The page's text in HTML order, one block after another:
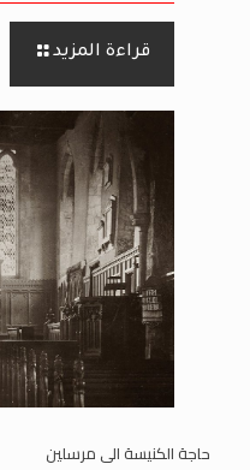
قراءة المزيد
حاجة الكنيسة الى مرسلين